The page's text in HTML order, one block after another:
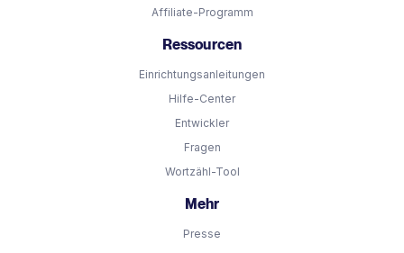
Affiliate-Programm
Ressourcen
Einrichtungsanleitungen
Hilfe-Center
Entwickler
Fragen
Wortzähl-Tool
Mehr
Presse